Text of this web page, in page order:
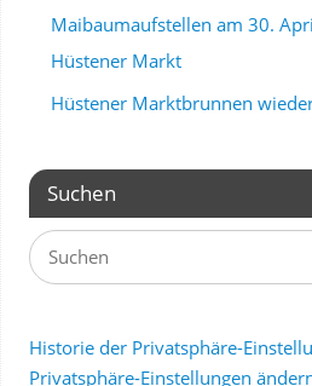
Maibaumaufstellen am 30.
Hüstener Markt
Hüstener Marktbrunnen
Suchen
Historie der Privatsphäre-
Privatsphäre-Einstellungen